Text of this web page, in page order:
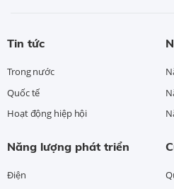
Tin tức
Trong nước
Quốc tế
Hoạt động hiệp hội
Năng lượng phát triển
Điện